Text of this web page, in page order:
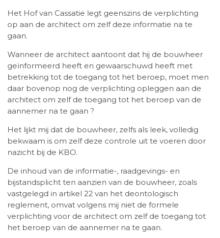
Het Hof van Cassatie legt geenszins de verplichting
op aan de architect om zelf deze informatie na te
gaan.
Wanneer de architect aantoont dat hij de bouwheer
geïnformeerd heeft en gewaarschuwd heeft met
betrekking tot de toegang tot het beroep, moet men
daar bovenop nog de verplichting opleggen aan de
architect om zelf de toegang tot het beroep van de
aannemer na te gaan ?
Het lijkt mij dat de bouwheer, zelfs als leek, volledig
bekwaam is om zelf deze controle uit te voeren door
nazicht bij de KBO.
De inhoud van de informatie-, raadgevings- en
bijstandsplicht ten aanzien van de bouwheer, zoals
vastgelegd in artikel 22 van het deontologisch
reglement, omvat volgens mij niet de formele
verplichting voor de architect om zelf de toegang tot
het beroep van de aannemer na te gaan.